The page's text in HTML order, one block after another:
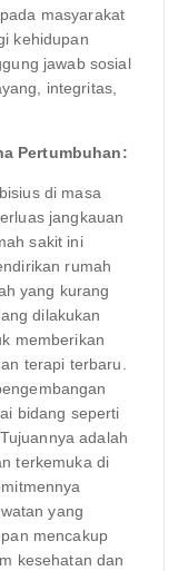
masyarakat
kehidupan
jawab sosial
integritas,
Pertumbuhan:
di masa
jangkauan
sakit ini
rumah
yang kurang
dilakukan
memberikan
terapi terbaru.
bidang seperti
adalah
terkemuka di
yang
mencakup
kesehatan dan